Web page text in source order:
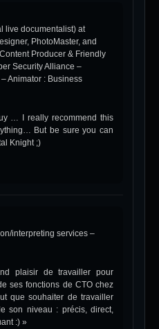
live documentalist) at
PhotoMaster, and
Producer & Friendly
Security Alliance –
Animator : Business
… I really recommend this
But be sure you can
Knight ;)
interpreting services –
plaisir de travailler pour
ses fonctions de CTO chez
que souhaiter de travailler
son niveau : précis, direct,
:) »